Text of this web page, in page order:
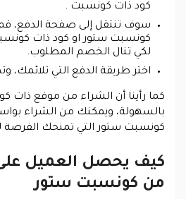
كود ذات كونسبت .
سوف تنتقل إلى صفحة الدفع،
كونسبت ستور او كود ذات
لكي تنال الخصم المطلوب.
اختر طريقة الدفع التي تلائمك،
كما رأينا أن الشراء من موقع
بالسهولة، ويمكنك من الشراء
كونسبت ستور التي تمنحك الفرصة
من كونسبت ستور